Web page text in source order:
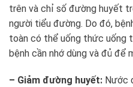
trên và chỉ số đường huyết
người tiểu đường. Do đó,
toàn có thể uống thức uống
bệnh cần nhớ dùng và đủ để
– Giảm đường huyết: Nước